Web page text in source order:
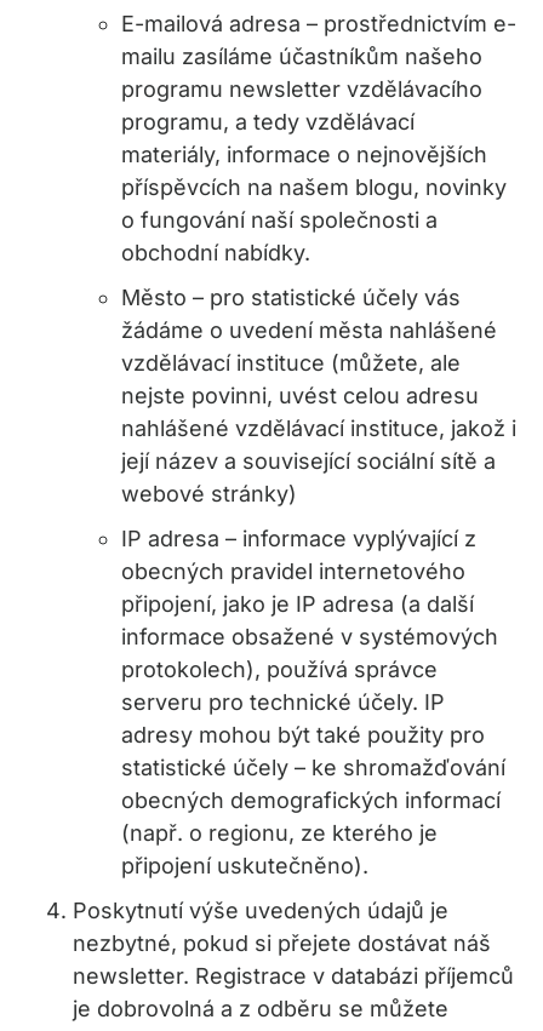
E-mailová adresa – prostřednictvím e-
mailu zasíláme účastníkům našeho
programu newsletter vzdělávacího
programu, a tedy vzdělávací
materiály, informace o nejnovějších
příspěvcích na našem blogu, novinky
o fungování naší společnosti a
obchodní nabídky.
Město – pro statistické účely vás
žádáme o uvedení města nahlášené
vzdělávací instituce (můžete, ale
nejste povinni, uvést celou adresu
nahlášené vzdělávací instituce, jakož i
její název a související sociální sítě a
webové stránky)
IP adresa – informace vyplývající z
obecných pravidel internetového
připojení, jako je IP adresa (a další
informace obsažené v systémových
protokolech), používá správce
serveru pro technické účely. IP
adresy mohou být také použity pro
statistické účely – ke shromažďování
obecných demografických informací
(např. o regionu, ze kterého je
připojení uskutečněno).
Poskytnutí výše uvedených údajů je
nezbytné, pokud si přejete dostávat náš
newsletter. Registrace v databázi příjemců
je dobrovolná a z odběru se můžete